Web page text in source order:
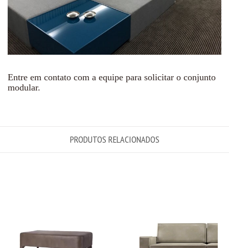
Entre em contato com a equipe para solicitar o conjunto
modular.
PRODUTOS RELACIONADOS